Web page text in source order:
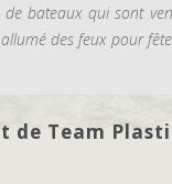
bateaux qui sont
des feux pour
de Team